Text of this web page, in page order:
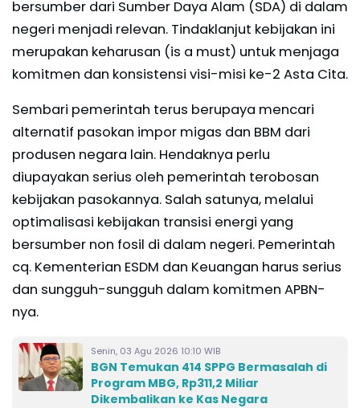
bersumber dari Sumber Daya Alam (SDA) di dalam
negeri menjadi relevan. Tindaklanjut kebijakan ini
merupakan keharusan (is a must) untuk menjaga
komitmen dan konsistensi visi-misi ke-2 Asta Cita.
Sembari pemerintah terus berupaya mencari
alternatif pasokan impor migas dan BBM dari
produsen negara lain. Hendaknya perlu
diupayakan serius oleh pemerintah terobosan
kebijakan pasokannya. Salah satunya, melalui
optimalisasi kebijakan transisi energi yang
bersumber non fosil di dalam negeri. Pemerintah
cq. Kementerian ESDM dan Keuangan harus serius
dan sungguh-sungguh dalam komitmen APBN-
nya.
Senin, 03 Agu 2026 10:10 WIB
BGN Temukan 414 SPPG Bermasalah di
Program MBG, Rp311,2 Miliar
Dikembalikan ke Kas Negara